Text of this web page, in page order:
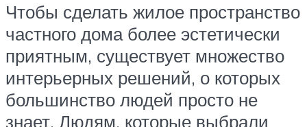
Чтобы сделать жилое пространство
частного дома более эстетически
приятным, существует множество
интерьерных решений, о которых
большинство людей просто не
знает. Людям, которые выбрали